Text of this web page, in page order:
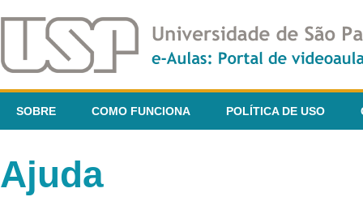
SOBRE COMO FUNCIONA POLÍTICA DE USO
Ajuda